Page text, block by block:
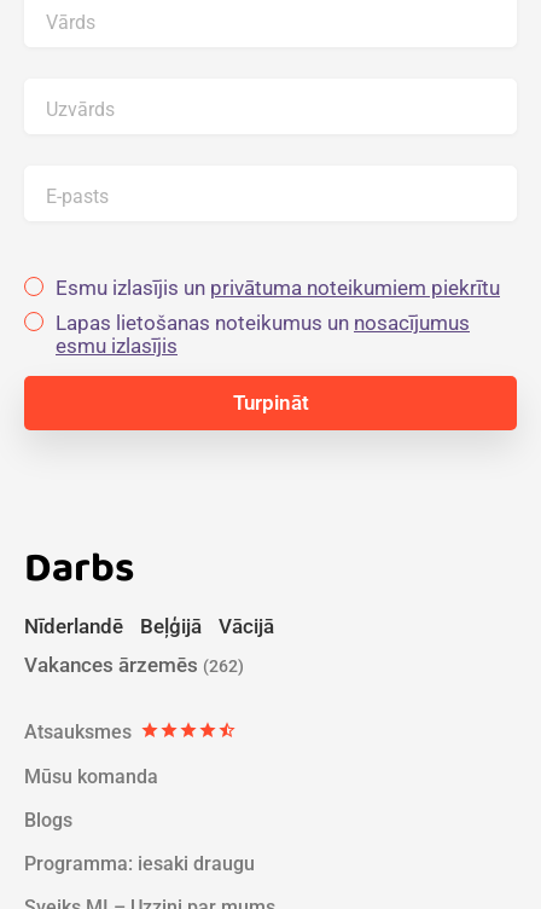
Vārds
Uzvārds
E-pasts
Esmu izlasījis un privātuma noteikumiem piekrītu
Lapas lietošanas noteikumus un nosacījumus
esmu izlasījis
Darbs
Nīderlandē Beļģijā
Vācijā
Vakances ārzemēs (262)
Atsauksmes starstarstarstarstar_half
Mūsu komanda
Blogs
Programma: iesaki draugu